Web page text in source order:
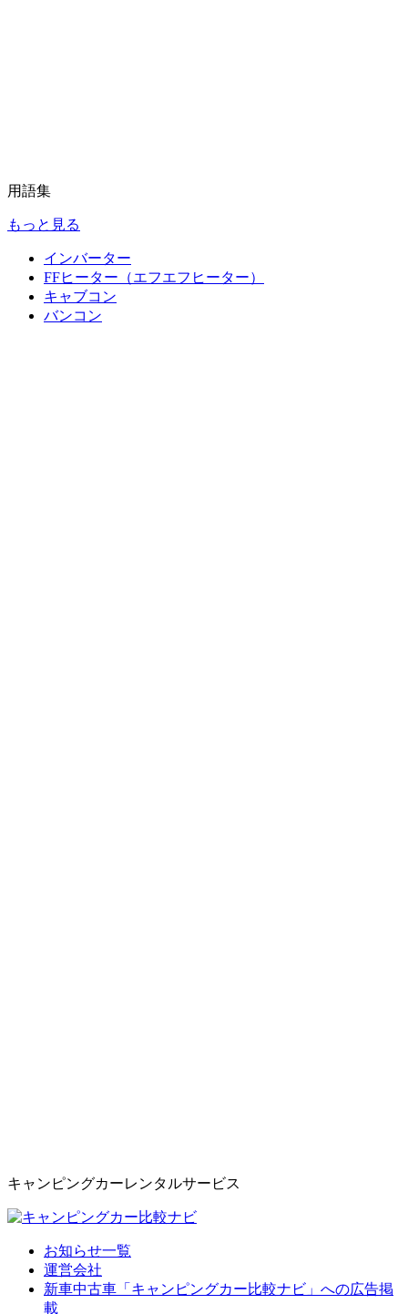
用語集
もっと見る
インバーター
FFヒーター（エフエフヒーター）
キャブコン
バンコン
キャンピングカーレンタルサービス
お知らせ一覧
運営会社
新車中古車「キャンピングカー比較ナビ」への広告掲
載